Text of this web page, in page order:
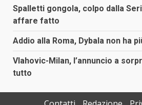
Spalletti gongola, colpo dalla
affare fatto
Addio alla Roma, Dybala non ha
Vlahovic-Milan, l’annuncio a
tutto